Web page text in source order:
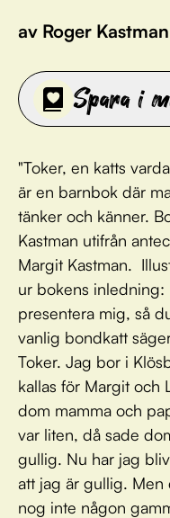
av Roger Kastman
Spara i
"Toker, en katts
är en barnbok där
tänker och känner.
Kastman utifrån
Margit Kastman.
ur bokens
presentera mig, så
vanlig bondkatt
Toker. Jag bor i
kallas för Margit och
dom mamma och
var liten, då sade
gullig. Nu har jag
att jag är gullig. Men
nog inte någon